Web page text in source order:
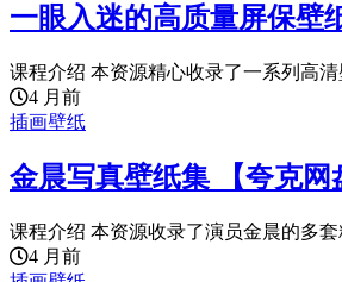
一眼入迷的高质量屏保壁
课程介绍 本资源精心收录了一系列高
4 月前
插画壁纸
金晨写真壁纸集 【夸克网
课程介绍 本资源收录了演员金晨的多
4 月前